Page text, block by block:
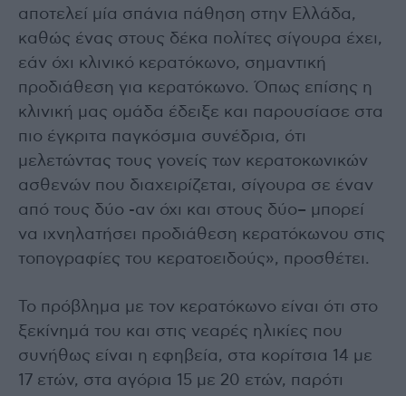
αποτελεί μία σπάνια πάθηση στην Ελλάδα,
καθώς ένας στους δέκα πολίτες σίγουρα έχει,
εάν όχι κλινικό κερατόκωνο, σημαντική
προδιάθεση για κερατόκωνο. Όπως επίσης η
κλινική μας ομάδα έδειξε και παρουσίασε στα
πιο έγκριτα παγκόσμια συνέδρια, ότι
μελετώντας τους γονείς των κερατοκωνικών
ασθενών που διαχειρίζεται, σίγουρα σε έναν
από τους δύο -αν όχι και στους δύο– μπορεί
να ιχνηλατήσει προδιάθεση κερατόκωνου στις
τοπογραφίες του κερατοειδούς», προσθέτει.
Το πρόβλημα με τον κερατόκωνο είναι ότι στο
ξεκίνημά του και στις νεαρές ηλικίες που
συνήθως είναι η εφηβεία, στα κορίτσια 14 με
17 ετών, στα αγόρια 15 με 20 ετών, παρότι